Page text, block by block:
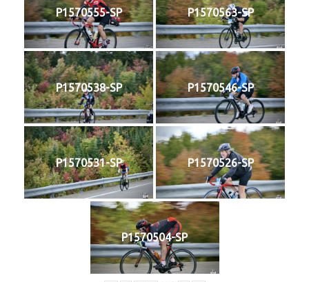
P1570555-SP P1570563-SP
P1570538-SP P1570546-SP
P1570531-SP P1570526-SP
P1570504-SP